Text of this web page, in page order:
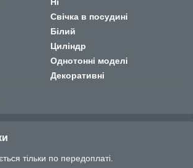
Свічка в посудині
Білий
Циліндр
Однотонні моделі
Декоративні
тільки по передоплаті.